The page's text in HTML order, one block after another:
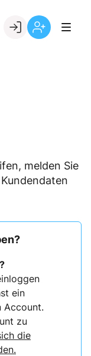
melden Sie
ein
Account.
zu
die